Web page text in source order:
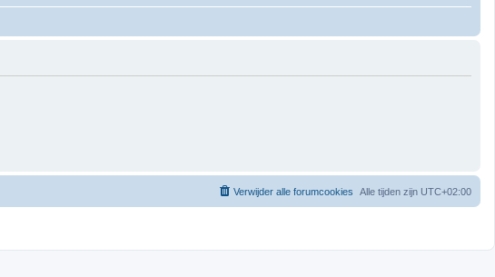
Alle tijden zijn UTC+02:00
Verwijder alle forumcookies